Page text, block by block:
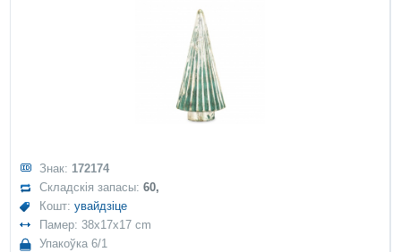
Знак: 172174
Складскія запасы:60,
Кошт:увайдзіце
Памер: 38x17x17 cm
Упакоўка 6/1